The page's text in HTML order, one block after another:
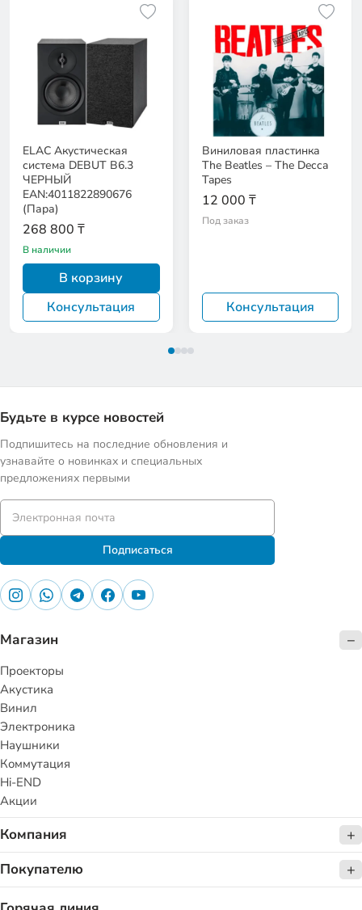
ELAC Акустическая
система DEBUT B6.3
ЧЕРНЫЙ
EAN:4011822890676
(Пара)
268 800 ₸
В наличии
В корзину
Консультация
Виниловая пластинка
The Beatles – The Decca
Tapes
12 000 ₸
Под заказ
Консультация
Будьте в курсе новостей
Подпишитесь на последние обновления и
узнавайте о новинках и специальных
предложениях первыми
Подписаться
Магазин
Проекторы
Акустика
Винил
Электроника
Наушники
Коммутация
Hi-END
Акции
Компания
Покупателю